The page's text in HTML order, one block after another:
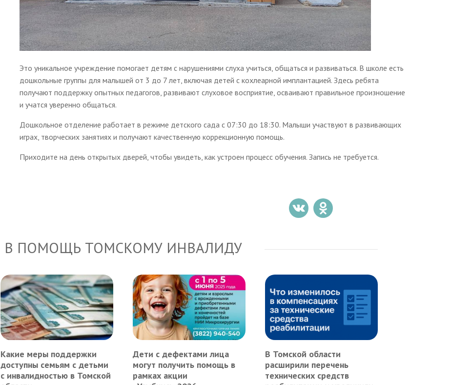
Это уникальное учреждение помогает детям с нарушениями слуха учиться, общаться и развиваться. В школе есть
дошкольные группы для малышей от 3 до 7 лет, включая детей с кохлеарной имплантацией. Здесь ребята
получают поддержку опытных педагогов, развивают слуховое восприятие, осваивают правильное произношение
и учатся уверенно общаться.
Дошкольное отделение работает в режиме детского сада с 07:30 до 18:30. Малыши участвуют в развивающих
играх, творческих занятиях и получают качественную коррекционную помощь.
Приходите на день открытых дверей, чтобы увидеть, как устроен процесс обучения. Запись не требуется.
В ПОМОЩЬ ТОМСКОМУ ИНВАЛИДУ
Какие меры поддержки
доступны семьям с детьми
с инвалидностью в Томской
Дети с дефектами лица
могут получить помощь в
рамках акции
В Томской области
расширили перечень
технических средств